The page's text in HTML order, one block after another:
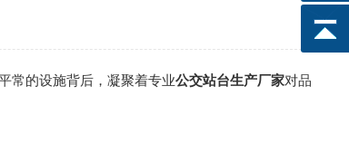
常的设施背后，凝聚着专业公交站台生产厂家对品